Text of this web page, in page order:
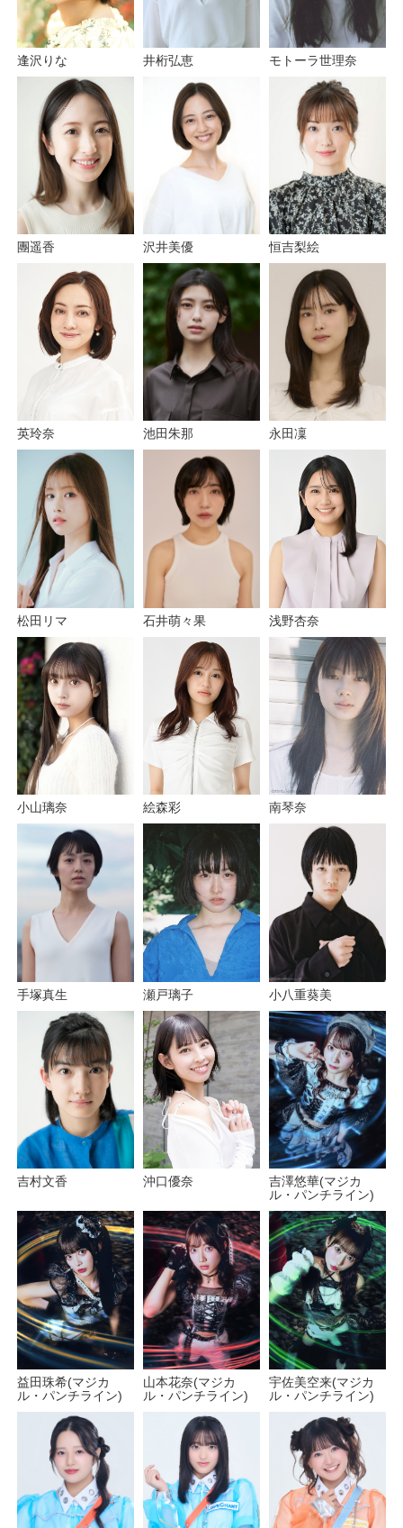
逢沢りな 井桁弘恵 モトーラ世理奈
團遥香 沢井美優 恒吉梨絵
英玲奈 池田朱那 永田凜
松田リマ 石井萌々果 浅野杏奈
小山璃奈 絵森彩 南琴奈
手塚真生 瀬戸璃子 小八重葵美
吉村文香 沖口優奈
吉澤悠華(マジカ
ル・パンチライン)
益田珠希(マジカ
ル・パンチライン)
山本花奈(マジカ
ル・パンチライン)
宇佐美空来(マジカ
ル・パンチライン)